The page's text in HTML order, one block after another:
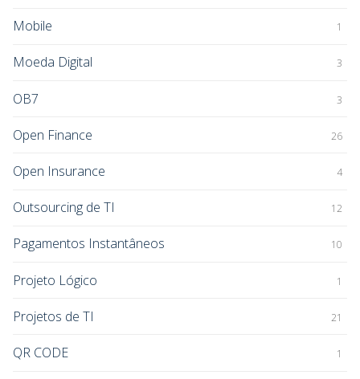
Mobile 1
Moeda Digital 3
OB7 3
Open Finance 26
Open Insurance 4
Outsourcing de TI 12
Pagamentos Instantâneos 10
Projeto Lógico 1
Projetos de TI 21
QR CODE 1